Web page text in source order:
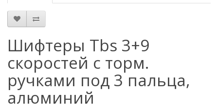
Шифтеры Tbs 3+9
скоростей с торм.
ручками под 3 пальца,
алюминий